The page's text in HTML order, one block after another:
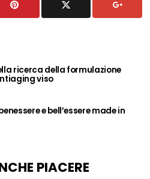
ricerca della formulazione
viso
e bell’essere made in
PIACERE